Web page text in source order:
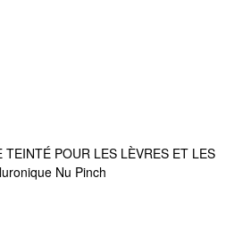
TEINTÉ POUR LES LÈVRES ET LES
Nu Pinch